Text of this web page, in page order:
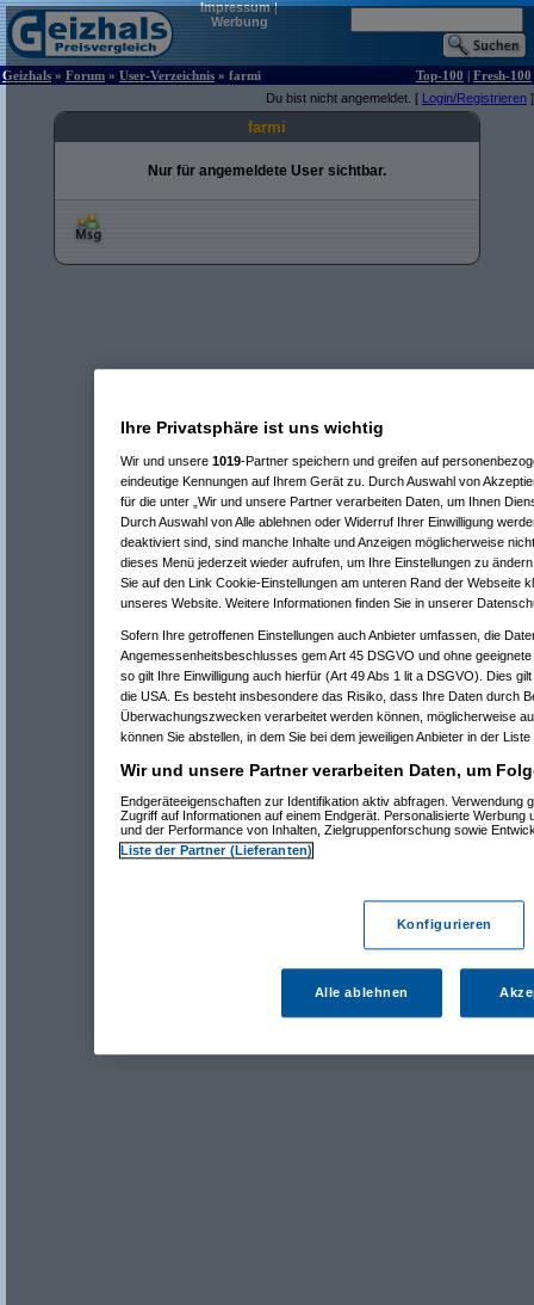
Impressum|
Werbung
Geizhals » Forum » User-Verzeichnis » farmi Top-100 | Fresh-100
Du bist nicht angemeldet. [ Login/Registrieren ]
farmi
Nur für angemeldete User sichtbar.
Ihre Privatsphäre ist uns wichtig
Wir und unsere 1019-Partner speichern und greifen auf
eindeutige Kennungen auf Ihrem Gerät zu. Durch Auswahl von
für die unter „Wir und unsere Partner verarbeiten Daten, um Ihnen
Durch Auswahl von Alle ablehnen oder Widerruf Ihrer Einwilligung
deaktiviert sind, sind manche Inhalte und Anzeigen möglicherweise
dieses Menü jederzeit wieder aufrufen, um Ihre Einstellungen zu
Sie auf den Link Cookie-Einstellungen am unteren Rand der Webseite
unseres Website. Weitere Informationen finden Sie in unserer
Sofern Ihre getroffenen Einstellungen auch Anbieter umfassen, die
Angemessenheitsbeschlusses gem Art 45 DSGVO und ohne
so gilt Ihre Einwilligung auch hierfür (Art 49 Abs 1 lit a DSGVO). Dies
die USA. Es besteht insbesondere das Risiko, dass Ihre Daten durch
Überwachungszwecken verarbeitet werden können, möglicherweise
können Sie abstellen, in dem Sie bei dem jeweiligen Anbieter in der
Wir und unsere Partner verarbeiten Daten, um
Endgeräteeigenschaften zur Identifikation aktiv abfragen. Verwendung
Zugriff auf Informationen auf einem Endgerät. Personalisierte Werbung
und der Performance von Inhalten, Zielgruppenforschung sowie
Liste der Partner (Lieferanten)
Konfigurieren
Alle ablehnen